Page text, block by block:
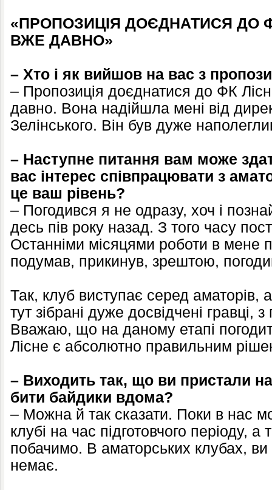
«ПРОПОЗИЦІЯ ДОЄДНАТИСЯ ДО
ВЖЕ ДАВНО»
– Хто і як вийшов на вас з
– Пропозиція доєднатися до ФК
давно. Вона надійшла мені від
Зелінського. Він був дуже
– Наступне питання вам може
вас інтерес співпрацювати з
це ваш рівень?
– Погодився я не одразу, хоч і
десь пів року назад. З того часу
Останніми місяцями роботи в мене
подумав, прикинув, зрештою,
Так, клуб виступає серед аматорів,
тут зібрані дуже досвідчені гравці,
Вважаю, що на даному етапі
Лісне є абсолютно правильним
– Виходить так, що ви пристали
бити байдики вдома?
– Можна й так сказати. Поки в нас
клубі на час підготовчого періоду,
побачимо. В аматорських клубах, ви
немає.